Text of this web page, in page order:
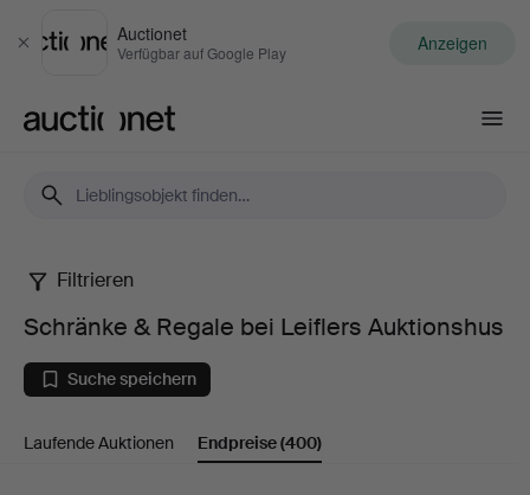
Schließen
Auctionet
Verfügbar auf Google Play Anzeigen
Schränke
Regale
bei
Filtrieren
Schränke & Regale bei Leiflers Auktionshus
Suche speichern
Laufende Auktionen Endpreise(400)